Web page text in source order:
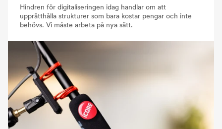
Hindren för digitaliseringen idag handlar om att
upprätthålla strukturer som bara kostar pengar och inte
behövs. Vi måste arbeta på nya sätt.